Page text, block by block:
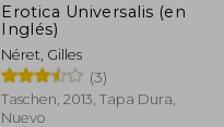
Erotica Universalis (en
Inglés)
Néret, Gilles
(3)
Taschen, 2013, Tapa Dura,
Nuevo